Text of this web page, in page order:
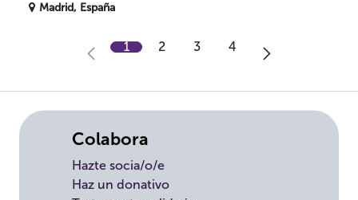
Madrid, España
1 2 3 4
Colabora
Hazte socia/o/e
Haz un donativo